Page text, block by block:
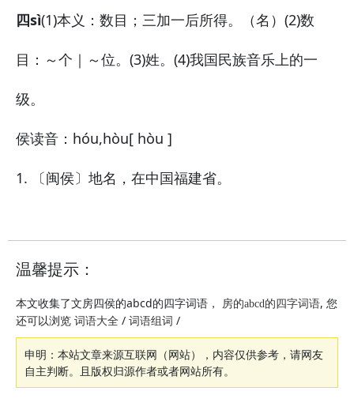
四sì(1)本义：数目；三加一后所得。（名）(2)数
目：～个｜～位。(3)姓。(4)我国民族音乐上的一
级。
侯读音：hóu,hòu[ hòu ]
1. 〔闽侯〕地名，在中国福建省。
温馨提示：
本文收集了文房四侯的abcd的四字词语， 房的abcd的四字词语, 您
还可以浏览 词语大全 / 词语组词 /
申明：本站文章来源互联网（网站），内容仅供参考，请网友
自主判断。且版权归源作者或者网站所有。